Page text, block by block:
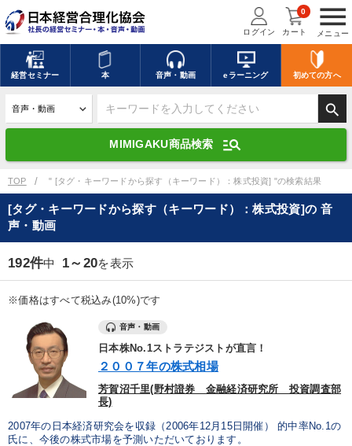
menu
メニュー
ログイン カート
0
経営セミナー 本 音声・動画 eラーニング 初めての方へ
search
MIMIGAKU商品検索 manage_search
キーワードを入力して探す
デジタル版対応のみ検索結果に表示する
search 上記の条件で検索
mic 講演収録物を探す
全国経営者セミナー講演収録物（全1315タイトル）からお探しいただけ
ます
優秀各社の智恵と戦略 事業家のロマンと経営
若手異才経営者の発想 専門家のアドバイス
リーダーの器量を学ぶ
TOP " [タグ・キーワードから探す（キーワード）：株式投資] "の検索結果
[タグ・キーワードから探す（キーワード）：株式投資]の 音
声・動画
192件中 1～20を表示
※価格はすべて税込み(10%)です
音声・動画
日本株No.1ストラテジストが直言！
２００７年の株式相場
芳賀沼千里(野村證券 金融経済研究所 投資調査部
長)
2007年の日本経済研究会を収録（2006年12月15日開催） 的中率No.1の
氏に、今後の株式市場を予測いただいております。